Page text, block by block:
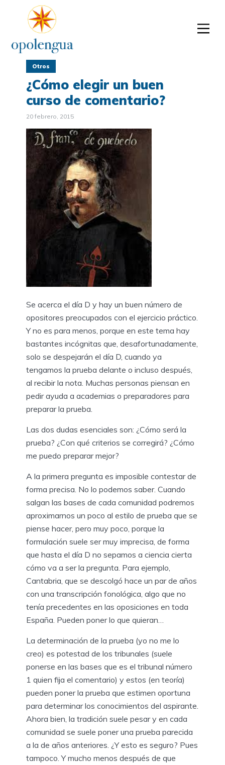
Otros
¿Cómo elegir un buen
curso de comentario?
20 febrero, 2015
Se acerca el día D y hay un buen número de
opositores preocupados con el ejercicio práctico.
Y no es para menos, porque en este tema hay
bastantes incógnitas que, desafortunadamente,
solo se despejarán el día D, cuando ya
tengamos la prueba delante o incluso después,
al recibir la nota. Muchas personas piensan en
pedir ayuda a academias o preparadores para
preparar la prueba.
Las dos dudas esenciales son: ¿Cómo será la
prueba? ¿Con qué criterios se corregirá? ¿Cómo
me puedo preparar mejor?
A la primera pregunta es imposible contestar de
forma precisa. No lo podemos saber. Cuando
salgan las bases de cada comunidad podremos
aproximarnos un poco al estilo de prueba que se
piense hacer, pero muy poco, porque la
formulación suele ser muy imprecisa, de forma
que hasta el día D no sepamos a ciencia cierta
cómo va a ser la pregunta. Para ejemplo,
Cantabria, que se descolgó hace un par de años
con una transcripción fonológica, algo que no
tenía precedentes en las oposiciones en toda
España. Pueden poner lo que quieran…
La determinación de la prueba (yo no me lo
creo) es potestad de los tribunales (suele
ponerse en las bases que es el tribunal número
1 quien fija el comentario) y estos (en teoría)
pueden poner la prueba que estimen oportuna
para determinar los conocimientos del aspirante.
Ahora bien, la tradición suele pesar y en cada
comunidad se suele poner una prueba parecida
a la de años anteriores. ¿Y esto es seguro? Pues
tampoco. Y mucho menos después de que